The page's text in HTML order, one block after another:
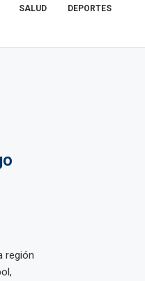
SALUD DEPORTES
región